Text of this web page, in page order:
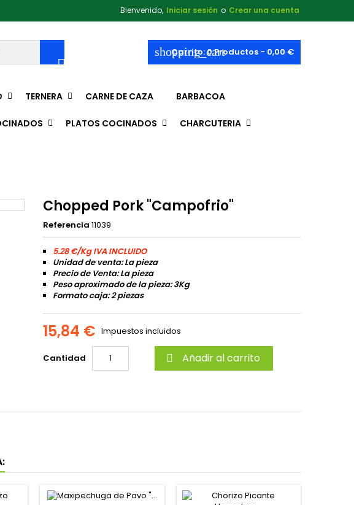
Bienvenido, Iniciar sesión o Crear una cuenta
shopping_cart
Carrito:0Productos - 0,00 €

TERNERA CARNE DE CAZA BARBACOA
PLATOS COCINADOS CHARCUTERIA
Chopped Pork "Campofrio"
Referencia 11039
5.28 €/Kg IVA INCLUIDO
Unidad de venta: La pieza
Precio de Venta: La pieza
Peso aproximado de la pieza: 3Kg
Formato caja: 2 piezas
15,84 € Impuestos incluidos
Cantidad  Añadir al carrito